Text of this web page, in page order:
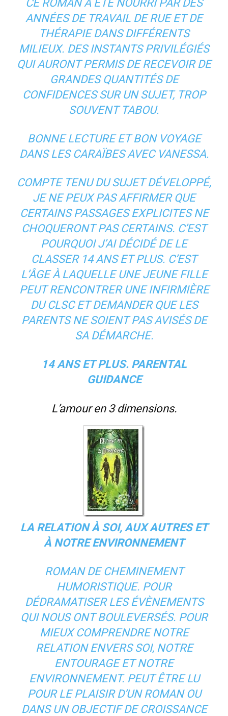
CE ROMAN A ÉTÉ NOURRI PAR DES
ANNÉES DE TRAVAIL DE RUE ET DE
THÉRAPIE DANS DIFFÉRENTS
MILIEUX. DES INSTANTS PRIVILÉGIÉS
QUI AURONT PERMIS DE RECEVOIR DE
GRANDES QUANTITÉS DE
CONFIDENCES SUR UN SUJET, TROP
SOUVENT TABOU.
BONNE LECTURE ET BON VOYAGE
DANS LES CARAÏBES AVEC VANESSA.
COMPTE TENU DU SUJET DÉVELOPPÉ,
JE NE PEUX PAS AFFIRMER QUE
CERTAINS PASSAGES EXPLICITES NE
CHOQUERONT PAS CERTAINS. C’EST
POURQUOI J’AI DÉCIDÉ DE LE
CLASSER 14 ANS ET PLUS. C’EST
L’ÂGE À LAQUELLE UNE JEUNE FILLE
PEUT RENCONTRER UNE INFIRMIÈRE
DU CLSC ET DEMANDER QUE LES
PARENTS NE SOIENT PAS AVISÉS DE
SA DÉMARCHE.
14 ANS ET PLUS. PARENTAL
GUIDANCE
L’amour en 3 dimensions.
LA RELATION À SOI, AUX AUTRES ET
À NOTRE ENVIRONNEMENT
ROMAN DE CHEMINEMENT
HUMORISTIQUE. POUR
DÉDRAMATISER LES ÉVÈNEMENTS
QUI NOUS ONT BOULEVERSÉS. POUR
MIEUX COMPRENDRE NOTRE
RELATION ENVERS SOI, NOTRE
ENTOURAGE ET NOTRE
ENVIRONNEMENT. PEUT ÊTRE LU
POUR LE PLAISIR D’UN ROMAN OU
DANS UN OBJECTIF DE CROISSANCE